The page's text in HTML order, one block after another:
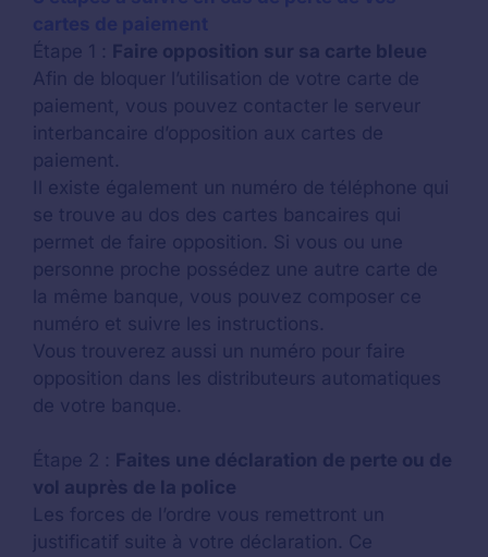
Étape 1 : Faire opposition sur sa carte bleue
Afin de bloquer l’utilisation de votre carte de
paiement, vous pouvez contacter le serveur
interbancaire d’opposition aux cartes de
paiement.
Il existe également un numéro de téléphone qui
se trouve au dos des cartes bancaires qui
permet de faire opposition. Si vous ou une
personne proche possédez une autre carte de
la même banque, vous pouvez composer ce
numéro et suivre les instructions.
Vous trouverez aussi un numéro pour faire
opposition dans les distributeurs automatiques
de votre banque.
Étape 2 : Faites une déclaration de perte ou de
vol auprès de la police
Les forces de l’ordre vous remettront un
justificatif suite à votre déclaration. Ce